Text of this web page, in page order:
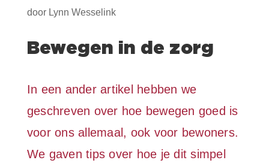
door Lynn Wesselink
Bewegen in de zorg
In een ander artikel hebben we
geschreven over hoe bewegen goed is
voor ons allemaal, ook voor bewoners.
We gaven tips over hoe je dit simpel